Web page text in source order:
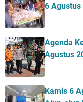
6 Agustus
Agenda
Agustus
Kamis 6